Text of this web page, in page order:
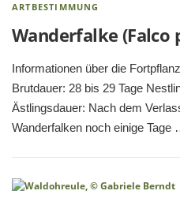
ARTBESTIMMUNG
Wanderfalke (Falco
Informationen über die
Brutdauer: 28 bis 29 Tage
Ästlingsdauer: Nach dem
Wanderfalken noch einige Tage